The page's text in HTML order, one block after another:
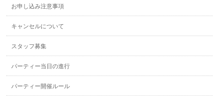
お申し込み注意事項
キャンセルについて
スタッフ募集
パーティー当日の進行
パーティー開催ルール